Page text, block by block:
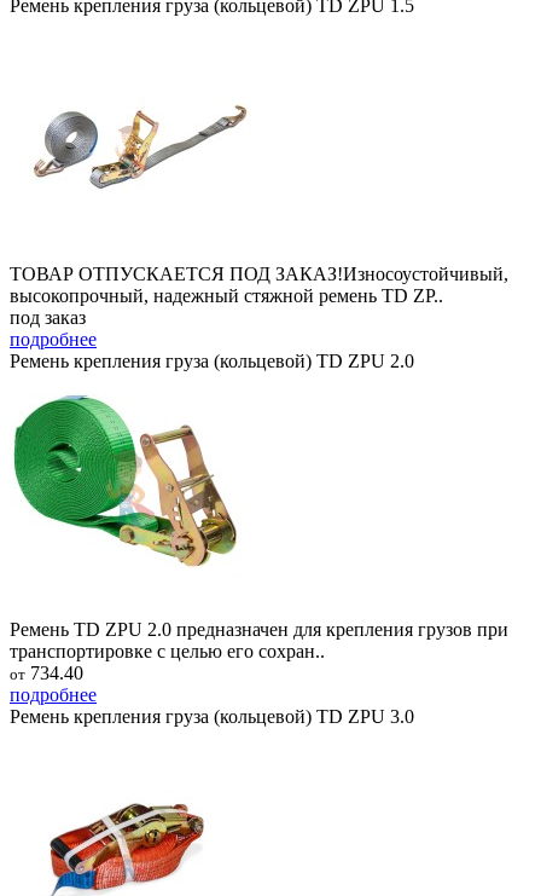
Ремень крепления груза (кольцевой) TD ZPU 1.5
ТОВАР ОТПУСКАЕТСЯ ПОД ЗАКАЗ!Износоустойчивый,
высокопрочный, надежный стяжной ремень TD ZP..
под заказ
подробнее
Ремень крепления груза (кольцевой) TD ZPU 2.0
Ремень TD ZPU 2.0 предназначен для крепления грузов при
транспортировке с целью его сохран..
от 734.40
подробнее
Ремень крепления груза (кольцевой) TD ZPU 3.0